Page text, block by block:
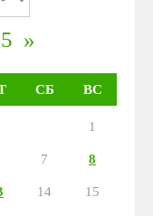
»
СБ ВС
1
7 8
14 15